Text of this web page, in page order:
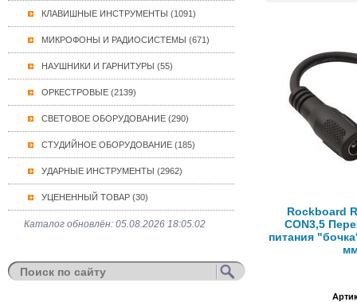
КЛАВИШНЫЕ ИНСТРУМЕНТЫ (1091)
МИКРОФОНЫ И РАДИОСИСТЕМЫ (671)
НАУШНИКИ И ГАРНИТУРЫ (55)
ОРКЕСТРОВЫЕ (2139)
СВЕТОВОЕ ОБОРУДОВАНИЕ (290)
СТУДИЙНОЕ ОБОРУДОВАНИЕ (185)
УДАРНЫЕ ИНСТРУМЕНТЫ (2962)
УЦЕНЕННЫЙ ТОВАР (30)
Каталог обновлён: 05.08.2026 18:05:02
Rockboard
CON3,5
питания